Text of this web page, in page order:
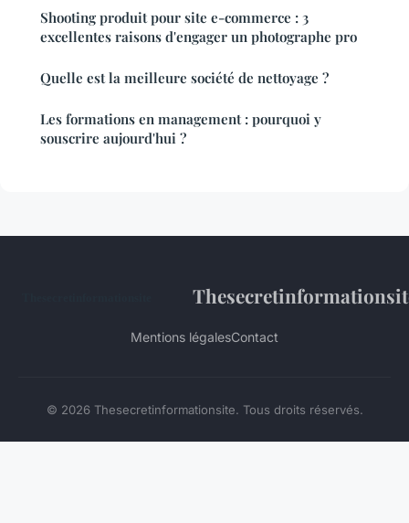
Shooting produit pour site e-commerce : 3
excellentes raisons d'engager un photographe pro
Quelle est la meilleure société de nettoyage ?
Les formations en management : pourquoi y
souscrire aujourd'hui ?
Mentions légalesContact
© 2026 Thesecretinformationsite. Tous droits réservés.